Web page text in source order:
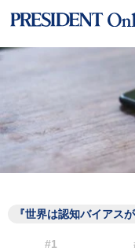
『世界は認知バイアス
#1